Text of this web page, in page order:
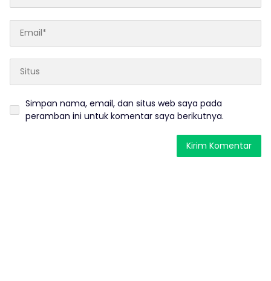
Simpan nama, email, dan situs web saya pada
peramban ini untuk komentar saya berikutnya.